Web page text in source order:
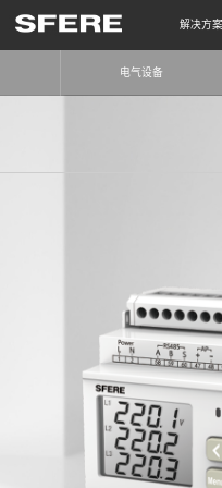
解决方
电气设备